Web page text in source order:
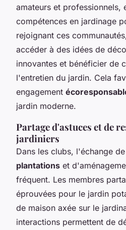
amateurs et professionnels,
compétences en jardinage
rejoignant ces
accéder à des idées de
innovantes et bénéficier de
l'entretien du jardin. Cela
engagement
jardin moderne.
Partage d'astuces et de
jardiniers
Dans les clubs, l'échange de
plantations et
fréquent. Les membres
éprouvées pour le jardin
de maison axée sur le
interactions permettent de